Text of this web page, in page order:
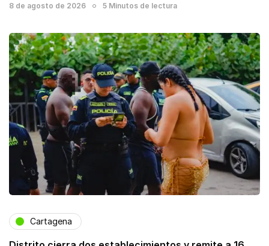
8 de agosto de 2026 5 Minutos de lectura
Cartagena